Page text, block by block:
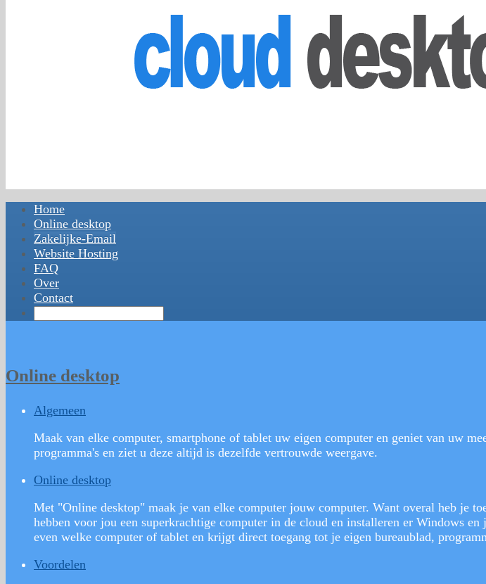
Home
Online desktop
Zakelijke-Email
Website Hosting
FAQ
Over
Contact
Online desktop
Algemeen
Maak van elke computer, smartphone of tablet uw eigen computer en geniet van uw
programma's en ziet u deze altijd is dezelfde vertrouwde weergave.
Online desktop
Met "Online desktop" maak je van elke computer jouw computer. Want overal heb je
hebben voor jou een superkrachtige computer in de cloud en installeren er Windows
even welke computer of tablet en krijgt direct toegang tot je eigen bureaublad,
Voordelen